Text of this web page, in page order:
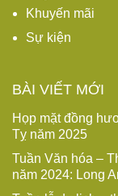
Khuyến mãi
Sự kiện
BÀI VIẾT MỚI
Họp mặt đồng
Tỵ năm 2025
Tuần Văn hóa –
năm 2024: Long